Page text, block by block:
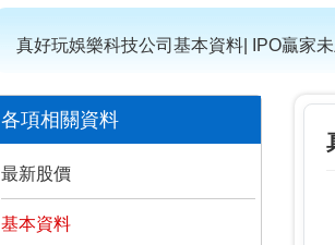
真好玩娛樂科技公司基本資料| IPO贏家
各項相關資料
最新股價
基本資料